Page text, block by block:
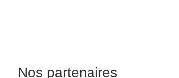
Nos partenaires